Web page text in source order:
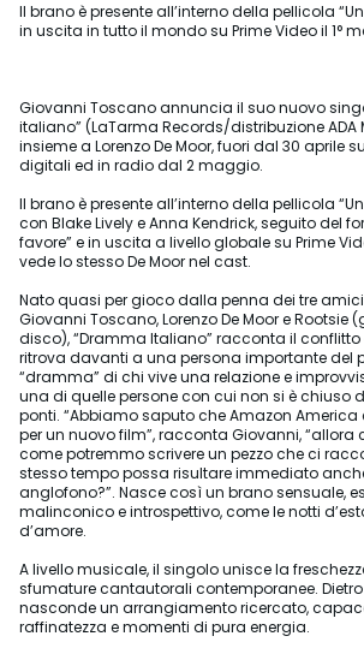
Il brano è presente all’interno della pellicola
in uscita in tutto il mondo su Prime Video il 1°
Giovanni Toscano annuncia il suo nuovo
italiano” (LaTarma Records/distribuzione
insieme a Lorenzo De Moor, fuori dal 30 aprile
digitali ed in radio dal 2 maggio.
Il brano è presente all’interno della pellicola
con Blake Lively e Anna Kendrick, seguito del
favore” e in uscita a livello globale su Prime
vede lo stesso De Moor nel cast.
Nato quasi per gioco dalla penna dei tre
Giovanni Toscano, Lorenzo De Moor e Rootsie
disco), “Dramma Italiano” racconta il
ritrova davanti a una persona importante del
“dramma” di chi vive una relazione e
una di quelle persone con cui non si è chiuso
ponti. “Abbiamo saputo che Amazon
per un nuovo film”, racconta Giovanni, “allora
come potremmo scrivere un pezzo che ci
stesso tempo possa risultare immediato
anglofono?”. Nasce così un brano sensuale,
malinconico e introspettivo, come le notti
d’amore.
A livello musicale, il singolo unisce la
sfumature cantautorali contemporanee.
nasconde un arrangiamento ricercato,
raffinatezza e momenti di pura energia.